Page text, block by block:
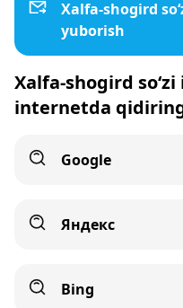
Xalfa-shogird
yuborish
Xalfa-shogird
internetda
Google
Яндекс
Bing